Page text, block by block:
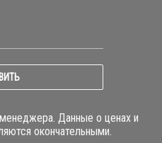
Данные о ценах и
окончательными.